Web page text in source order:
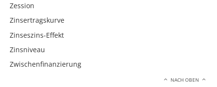
Zession
Zinsertragskurve
Zinseszins-Effekt
Zinsniveau
Zwischenfinanzierung
NACH OBEN